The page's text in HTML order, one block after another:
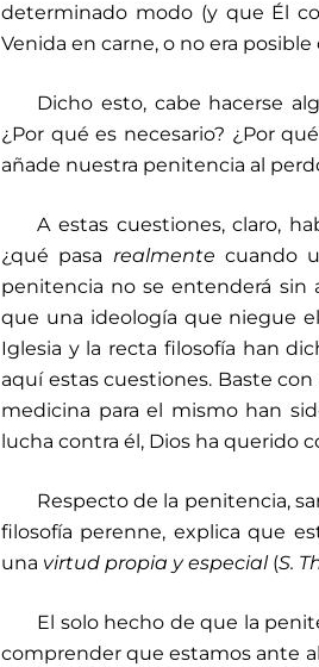
determinado modo (y que Él
Venida en carne, o no era
Dicho esto, cabe hacerse
¿Por qué es necesario? ¿Por
añade nuestra penitencia al
A estas cuestiones, claro,
¿qué pasa realmente cuando
penitencia no se entenderá sin
que una ideología que niegue
Iglesia y la recta filosofía han
aquí estas cuestiones. Baste
medicina para el mismo han
lucha contra él, Dios ha querido
Respecto de la penitencia,
filosofía perenne, explica que
una virtud propia y especial(S.
El solo hecho de que la
comprender que estamos ante